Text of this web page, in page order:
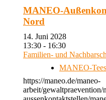
MANEO-
Nord
14. Juni 2028
13:30 - 16:30
Familien- und
MANEO-
https://maneo.de/maneo-
arbeit/gewaltpraevention/